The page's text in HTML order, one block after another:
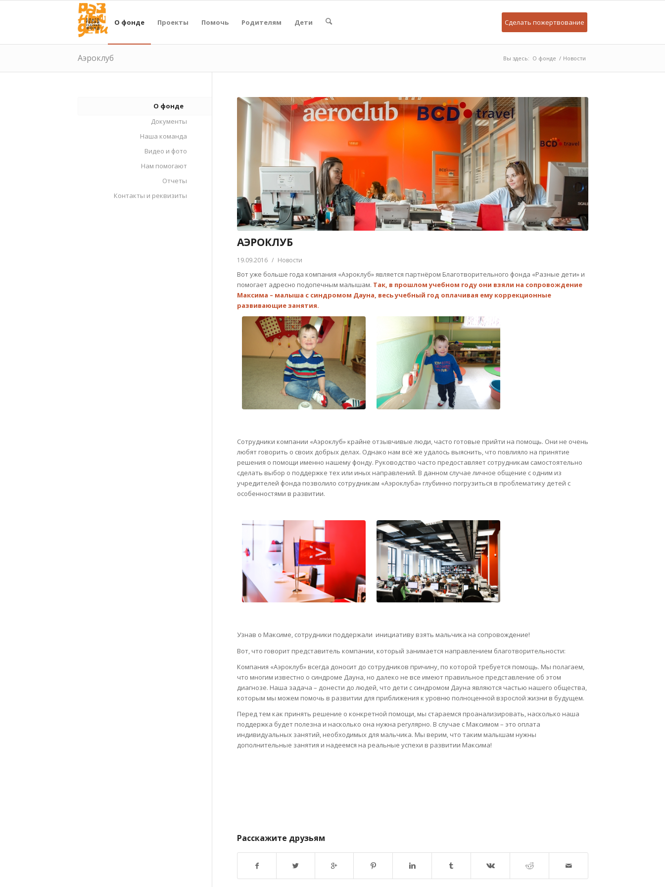
О фонде Проекты Помочь Родителям Дети Сделать пожертвование
Аэроклуб Вы здесь: О фонде / Новости
О фонде
Документы
Наша команда
Видео и фото
Нам помогают
Отчеты
Контакты и реквизиты
АЭРОКЛУБ
19.09.2016 / Новости
Вот уже больше года компания «Аэроклуб» является партнёром Благотворительного фонда «Разные дети» и
помогает адресно подопечным малышам. Так, в прошлом учебном году они взяли на сопровождение
Максима – малыша с синдромом Дауна, весь учебный год оплачивая ему коррекционные
развивающие занятия.
Сотрудники компании «Аэроклуб» крайне отзывчивые люди, часто готовые прийти на помощь. Они не очень
любят говорить о своих добрых делах. Однако нам всё же удалось выяснить, что повлияло на принятие
решения о помощи именно нашему фонду. Руководство часто предоставляет сотрудникам самостоятельно
сделать выбор о поддержке тех или иных направлений. В данном случае личное общение с одним из
учредителей фонда позволило сотрудникам «Аэроклуба» глубинно погрузиться в проблематику детей с
особенностями в развитии.
Узнав о Максиме, сотрудники поддержали инициативу взять мальчика на сопровождение!
Вот, что говорит представитель компании, который занимается направлением благотворительности:
Компания «Аэроклуб» всегда доносит до сотрудников причину, по которой требуется помощь. Мы полагаем,
что многим известно о синдроме Дауна, но далеко не все имеют правильное представление об этом
диагнозе. Наша задача – донести до людей, что дети с синдромом Дауна являются частью нашего общества,
которым мы можем помочь в развитии для приближения к уровню полноценной взрослой жизни в будущем.
Перед тем как принять решение о конкретной помощи, мы стараемся проанализировать, насколько наша
поддержка будет полезна и насколько она нужна регулярно. В случае с Максимом – это оплата
индивидуальных занятий, необходимых для мальчика. Мы верим, что таким малышам нужны
дополнительные занятия и надеемся на реальные успехи в развитии Максима!
Расскажите друзьям